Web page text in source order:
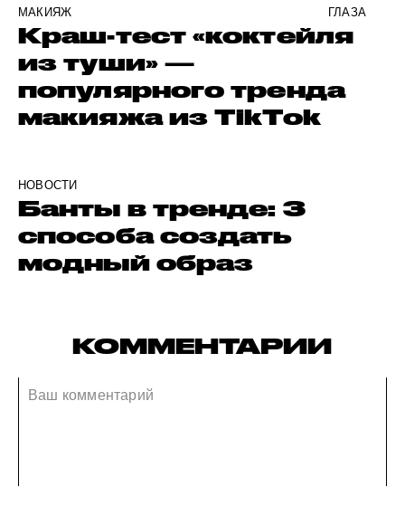
МАКИЯЖ ГЛАЗА
Краш-тест «коктейля
из туши» —
популярного тренда
макияжа из TikTok
НОВОСТИ
Банты в тренде: 3
способа создать
модный образ
КОММЕНТАРИИ